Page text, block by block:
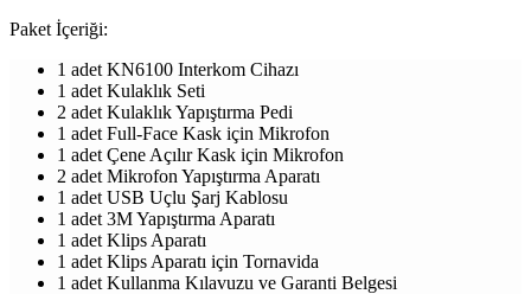
Paket İçeriği:
1 adet KN6100 Interkom Cihazı
1 adet Kulaklık Seti
2 adet Kulaklık Yapıştırma Pedi
1 adet Full-Face Kask için Mikrofon
1 adet Çene Açılır Kask için Mikrofon
2 adet Mikrofon Yapıştırma Aparatı
1 adet USB Uçlu Şarj Kablosu
1 adet 3M Yapıştırma Aparatı
1 adet Klips Aparatı
1 adet Klips Aparatı için Tornavida
1 adet Kullanma Kılavuzu ve Garanti Belgesi